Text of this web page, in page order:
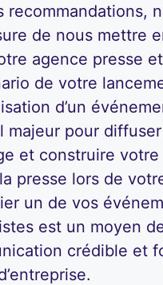
recommandations,
de nous mettre
agence presse
de votre
d’un
majeur pour
et construire
presse lors de
un de vos
est un moyen
crédible et